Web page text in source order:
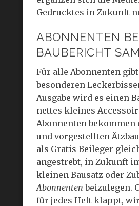
Gedrucktes in Zukunft
ABONNENTEN
BAUBERICHT
Für alle Abonnenten
besonderen
Ausgabe wird es einen
nettes kleines
Abonnenten bekommen
und vorgestellten
als Gratis Beileger
angestrebt, in Zukunft
kleinen Bausatz oder
Abonnenten beizulegen.
für jedes Heft klappt,